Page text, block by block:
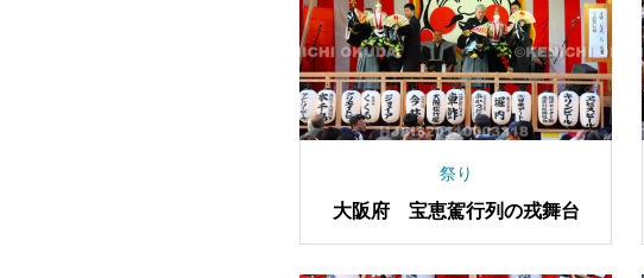
祭り
大阪府 宝恵駕行列の戎舞台